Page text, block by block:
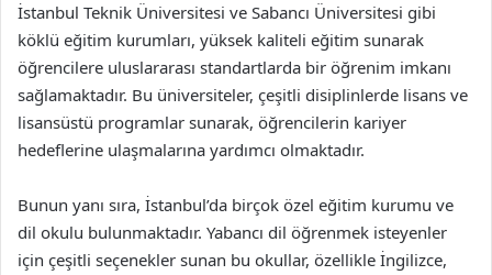
İstanbul Teknik Üniversitesi ve Sabancı Üniversitesi gibi
köklü eğitim kurumları, yüksek kaliteli eğitim sunarak
öğrencilere uluslararası standartlarda bir öğrenim imkanı
sağlamaktadır. Bu üniversiteler, çeşitli disiplinlerde lisans ve
lisansüstü programlar sunarak, öğrencilerin kariyer
hedeflerine ulaşmalarına yardımcı olmaktadır.
Bunun yanı sıra, İstanbul’da birçok özel eğitim kurumu ve
dil okulu bulunmaktadır. Yabancı dil öğrenmek isteyenler
için çeşitli seçenekler sunan bu okullar, özellikle İngilizce,